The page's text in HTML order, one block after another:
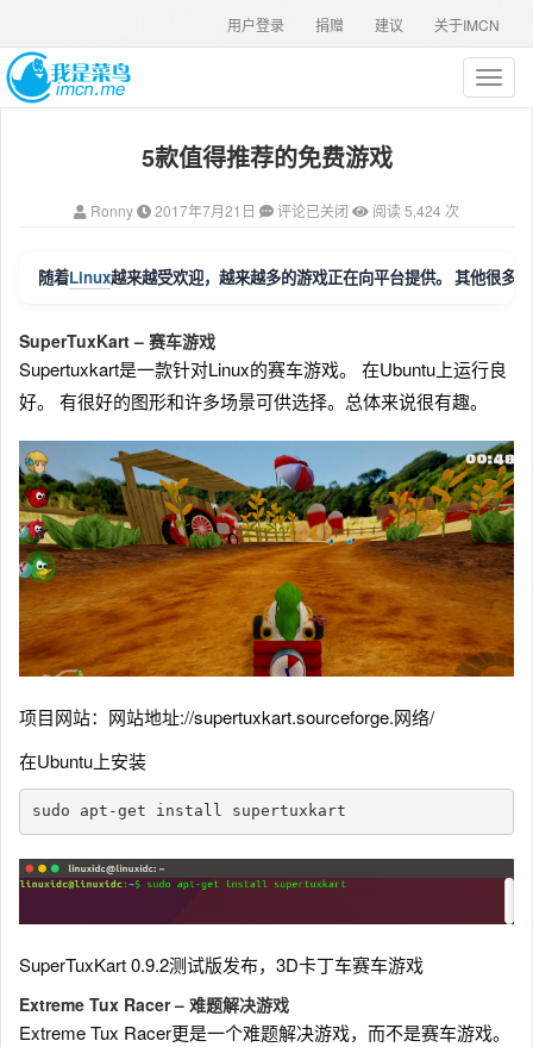
关于IMCN
建议
捐赠
用户登录
T
o
v
t
n
5款值得推荐的免费游戏
Ronny 2017年7月21日 评论已关闭 阅读 5,424 次
随着Linux越来越受欢迎，越来越多的游戏正在向平台提供。 其他很
SuperTuxKart – 赛车游戏
Supertuxkart是一款针对Linux的赛车游戏。 在Ubuntu上运行良
好。 有很好的图形和许多场景可供选择。总体来说很有趣。
项目网站：网站地址://supertuxkart.sourceforge.网络/
在Ubuntu上安装
sudo apt-get install supertuxkart
SuperTuxKart 0.9.2测试版发布，3D卡丁车赛车游戏
Extreme Tux Racer – 难题解决游戏
Extreme Tux Racer更是一个难题解决游戏，而不是赛车游戏。